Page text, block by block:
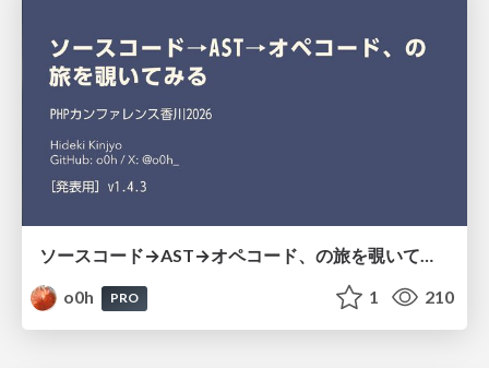
ソースコード→AST→オペコード、の旅を覗いてみる
o0h
PRO 1 210